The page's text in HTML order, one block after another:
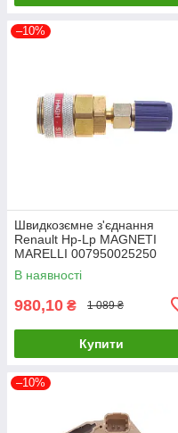
–10%
Швидкозємне з'єднання
Renault Hp-Lp MAGNETI
MARELLI 007950025250
UA61
В наявності
980,10 ₴ 1 089 ₴
Купити
–10%